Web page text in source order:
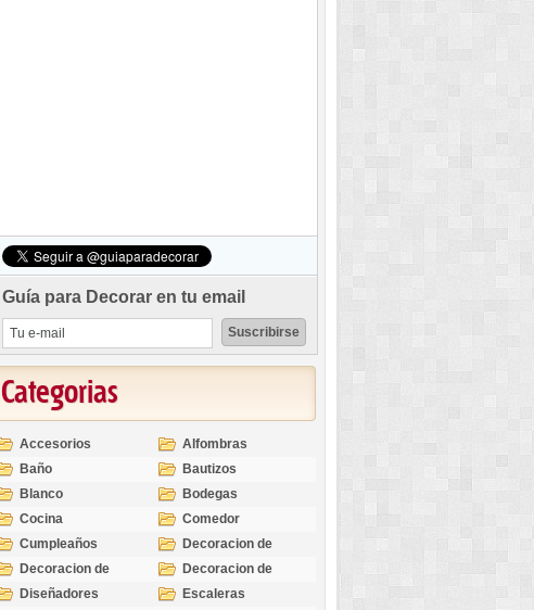
Guía para Decorar en tu email
Categorias
Accesorios
Alfombras
Baño
Bautizos
Blanco
Bodegas
Cocina
Comedor
Cumpleaños
Decoracion de
Exteriores
Decoracion de
Interiores
Decoracion de
Ocasiones
Diseñadores
Escaleras